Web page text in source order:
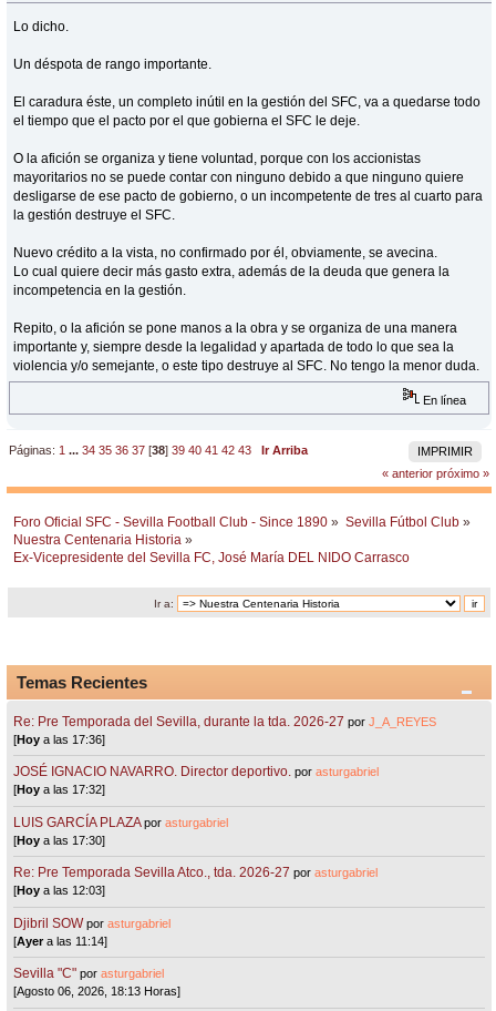
Lo dicho.
Un déspota de rango importante.
El caradura éste, un completo inútil en la gestión del SFC, va a quedarse todo
el tiempo que el pacto por el que gobierna el SFC le deje.
O la afición se organiza y tiene voluntad, porque con los accionistas
mayoritarios no se puede contar con ninguno debido a que ninguno quiere
desligarse de ese pacto de gobierno, o un incompetente de tres al cuarto para
la gestión destruye el SFC.
Nuevo crédito a la vista, no confirmado por él, obviamente, se avecina.
Lo cual quiere decir más gasto extra, además de la deuda que genera la
incompetencia en la gestión.
Repito, o la afición se pone manos a la obra y se organiza de una manera
importante y, siempre desde la legalidad y apartada de todo lo que sea la
violencia y/o semejante, o este tipo destruye al SFC. No tengo la menor duda.
En línea
IMPRIMIR
Páginas: 1 ...34 35 36 37 [38]39 40 41 42 43
Ir Arriba
« anterior próximo »
Foro Oficial SFC - Sevilla Football Club - Since 1890 » Sevilla Fútbol Club »
Nuestra Centenaria Historia »
Ex-Vicepresidente del Sevilla FC, José María DEL NIDO Carrasco
Ir a:
Temas Recientes
Re: Pre Temporada del Sevilla, durante la tda. 2026-27 porJ_A_REYES
[Hoy a las 17:36]
JOSÉ IGNACIO NAVARRO. Director deportivo. porasturgabriel
[Hoy a las 17:32]
LUIS GARCÍA PLAZA porasturgabriel
[Hoy a las 17:30]
Re: Pre Temporada Sevilla Atco., tda. 2026-27 porasturgabriel
[Hoy a las 12:03]
Djibril SOW porasturgabriel
[Ayera las 11:14]
Sevilla "C"porasturgabriel
[Agosto 06, 2026, 18:13 Horas]